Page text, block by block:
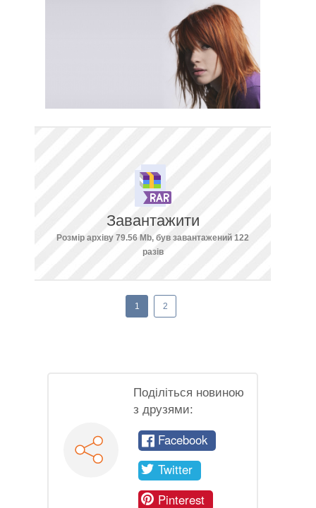
Завантажити
Розмір архіву 79.56 Mb, був завантажений 122
разів
1 2
Поділіться новиною
з друзями:
Facebook
Twitter
Pinterest